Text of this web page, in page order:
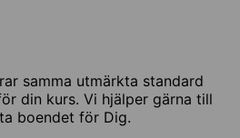
samma utmärkta standard
din kurs. Vi hjälper gärna till
boendet för Dig.